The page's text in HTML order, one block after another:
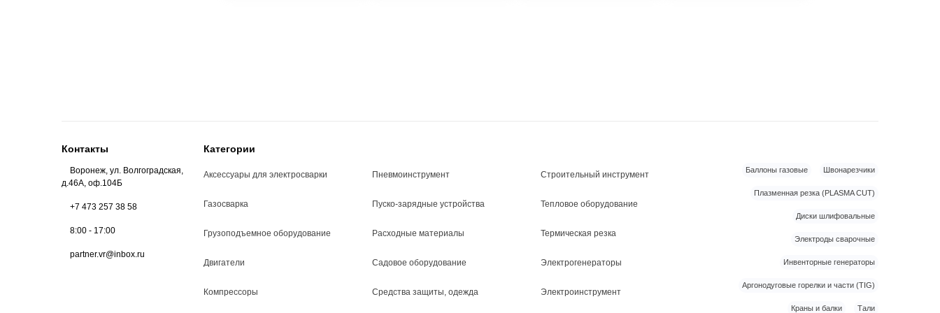
Контакты
Воронеж, ул. Волгоградская,
д.46А, оф.104Б
+7 473 257 38 58
8:00 - 17:00
partner.vr@inbox.ru
Категории
Аксессуары для электросварки
Газосварка
Грузоподъемное оборудование
Двигатели
Компрессоры
Пневмоинструмент
Пуско-зарядные устройства
Расходные материалы
Садовое оборудование
Средства защиты, одежда
Строительный инструмент
Тепловое оборудование
Термическая резка
Электрогенераторы
Электроинструмент
Баллоны газовые Швонарезчики
Плазменная резка (PLASMA CUT)
Диски шлифовальные
Электроды сварочные
Инвенторные генераторы
Аргонодуговые горелки и части (TIG)
Краны и балки Тали